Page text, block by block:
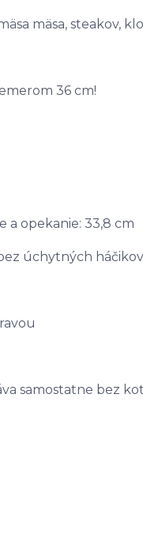
mäsa, steakov,
36 cm!
a opekanie: 33,8 cm
úchytných
samostatne bez